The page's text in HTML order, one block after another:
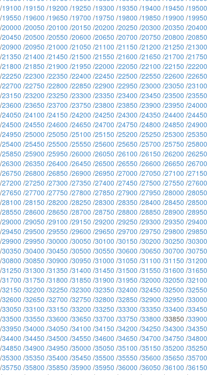
/19100 /19150 /19200 /19250 /19300 /19350 /19400 /19450 /19500
/19550 /19600 /19650 /19700 /19750 /19800 /19850 /19900 /19950
/20000 /20050 /20100 /20150 /20200 /20250 /20300 /20350 /20400
/20450 /20500 /20550 /20600 /20650 /20700 /20750 /20800 /20850
/20900 /20950 /21000 /21050 /21100 /21150 /21200 /21250 /21300
/21350 /21400 /21450 /21500 /21550 /21600 /21650 /21700 /21750
/21800 /21850 /21900 /21950 /22000 /22050 /22100 /22150 /22200
/22250 /22300 /22350 /22400 /22450 /22500 /22550 /22600 /22650
/22700 /22750 /22800 /22850 /22900 /22950 /23000 /23050 /23100
/23150 /23200 /23250 /23300 /23350 /23400 /23450 /23500 /23550
/23600 /23650 /23700 /23750 /23800 /23850 /23900 /23950 /24000
/24050 /24100 /24150 /24200 /24250 /24300 /24350 /24400 /24450
/24500 /24550 /24600 /24650 /24700 /24750 /24800 /24850 /24900
/24950 /25000 /25050 /25100 /25150 /25200 /25250 /25300 /25350
/25400 /25450 /25500 /25550 /25600 /25650 /25700 /25750 /25800
/25850 /25900 /25950 /26000 /26050 /26100 /26150 /26200 /26250
/26300 /26350 /26400 /26450 /26500 /26550 /26600 /26650 /26700
/26750 /26800 /26850 /26900 /26950 /27000 /27050 /27100 /27150
/27200 /27250 /27300 /27350 /27400 /27450 /27500 /27550 /27600
/27650 /27700 /27750 /27800 /27850 /27900 /27950 /28000 /28050
/28100 /28150 /28200 /28250 /28300 /28350 /28400 /28450 /28500
/28550 /28600 /28650 /28700 /28750 /28800 /28850 /28900 /28950
/29000 /29050 /29100 /29150 /29200 /29250 /29300 /29350 /29400
/29450 /29500 /29550 /29600 /29650 /29700 /29750 /29800 /29850
/29900 /29950 /30000 /30050 /30100 /30150 /30200 /30250 /30300
/30350 /30400 /30450 /30500 /30550 /30600 /30650 /30700 /30750
/30800 /30850 /30900 /30950 /31000 /31050 /31100 /31150 /31200
/31250 /31300 /31350 /31400 /31450 /31500 /31550 /31600 /31650
/31700 /31750 /31800 /31850 /31900 /31950 /32000 /32050 /32100
/32150 /32200 /32250 /32300 /32350 /32400 /32450 /32500 /32550
/32600 /32650 /32700 /32750 /32800 /32850 /32900 /32950 /33000
/33050 /33100 /33150 /33200 /33250 /33300 /33350 /33400 /33450
/33500 /33550 /33600 /33650 /33700 /33750 /33800 /33850 /33900
/33950 /34000 /34050 /34100 /34150 /34200 /34250 /34300 /34350
/34400 /34450 /34500 /34550 /34600 /34650 /34700 /34750 /34800
/34850 /34900 /34950 /35000 /35050 /35100 /35150 /35200 /35250
/35300 /35350 /35400 /35450 /35500 /35550 /35600 /35650 /35700
/35750 /35800 /35850 /35900 /35950 /36000 /36050 /36100 /36150